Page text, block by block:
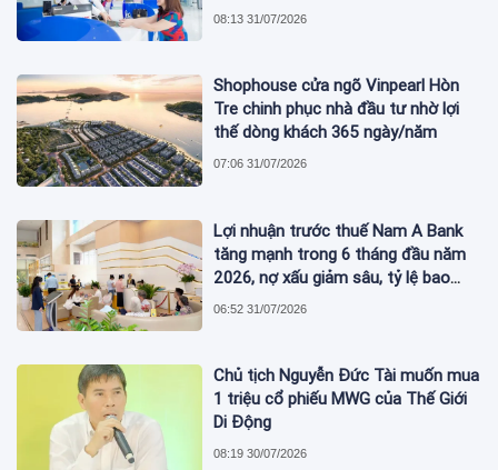
08:13 31/07/2026
Shophouse cửa ngõ Vinpearl Hòn
Tre chinh phục nhà đầu tư nhờ lợi
thế dòng khách 365 ngày/năm
07:06 31/07/2026
Lợi nhuận trước thuế Nam A Bank
tăng mạnh trong 6 tháng đầu năm
2026, nợ xấu giảm sâu, tỷ lệ bao
phủ nợ xấu tăng vượt trội
06:52 31/07/2026
Chủ tịch Nguyễn Đức Tài muốn mua
1 triệu cổ phiếu MWG của Thế Giới
Di Động
08:19 30/07/2026